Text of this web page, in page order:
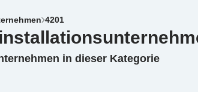
4201
in dieser Kategorie